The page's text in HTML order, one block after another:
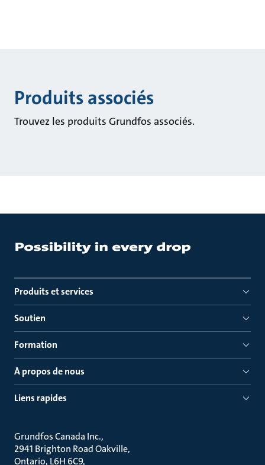
Produits associés
Trouvez les produits Grundfos associés.
Produits et services
Soutien
Formation
À propos de nous
Liens rapides
Grundfos Canada Inc.
2941 Brighton Road Oakville
Ontario, L6H 6C9